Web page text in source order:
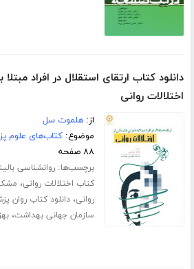
دانلود کتاب ارتقای استقلال در افراد
اختلالات روانی
از:هلموت سل
موضوع:کتاب‌های علوم
۸۸ صفحه
برچسب‌ها:روانشناسی
کتاب اختلالات روانی،
روانی،دانلود کتاب روان
سازمان جهانی بهداشت،